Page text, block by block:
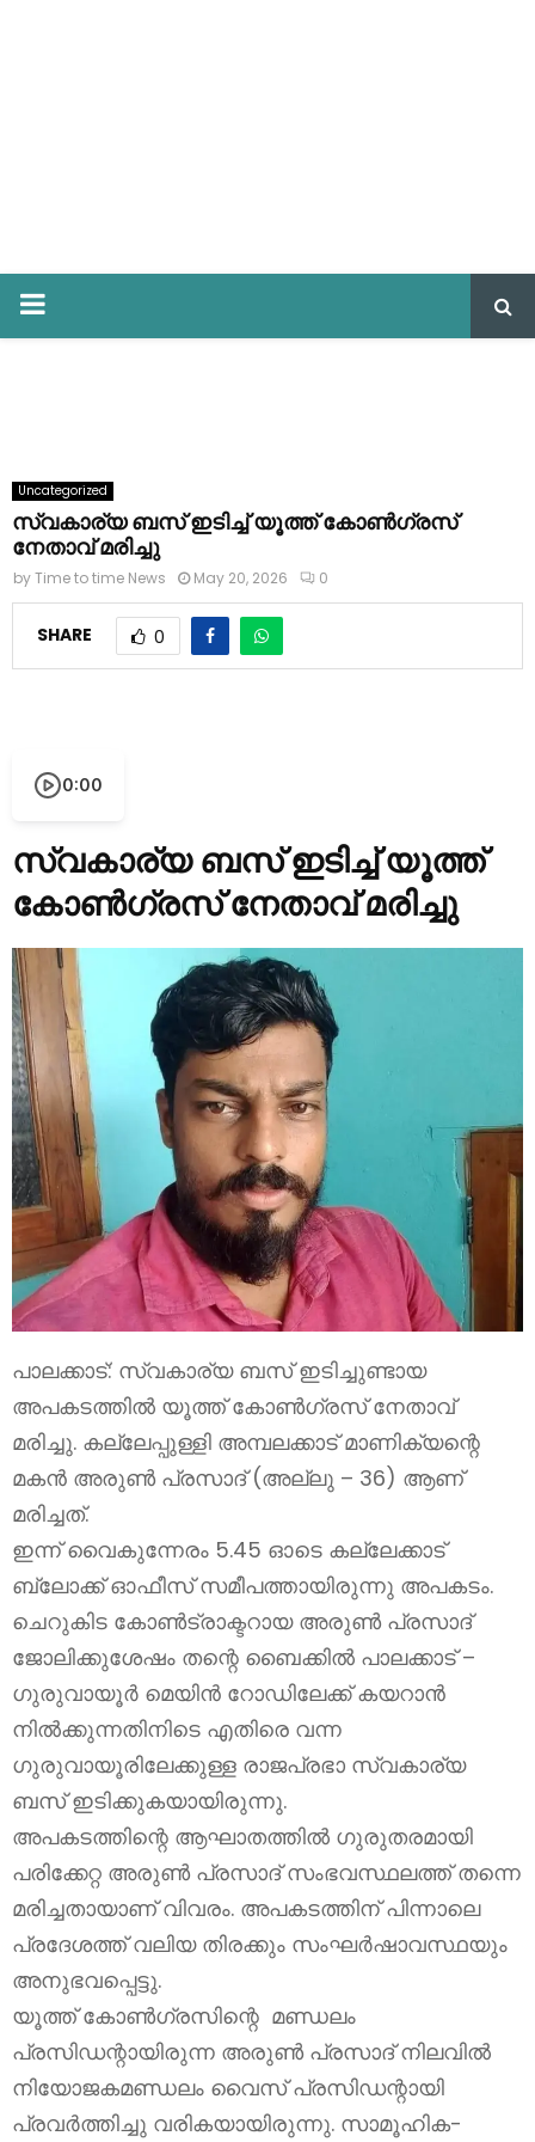
PRIMARY
Uncategorized
സ്വകാര്യ ബസ് ഇടിച്ച് യൂത്ത് കോൺഗ്രസ്
നേതാവ് മരിച്ചു
byTime to time News May 20, 2026 0
SHARE 0
0:00
സ്വകാര്യ ബസ് ഇടിച്ച് യൂത്ത്
കോൺഗ്രസ് നേതാവ് മരിച്ചു
പാലക്കാട്: സ്വകാര്യ ബസ് ഇടിച്ചുണ്ടായ
അപകടത്തിൽ യൂത്ത് കോൺഗ്രസ് നേതാവ്
മരിച്ചു. കല്ലേപ്പുള്ളി അമ്പലക്കാട് മാണിക്യന്റെ
മകൻ അരുൺ പ്രസാദ് (അല്ലു – 36) ആണ്
മരിച്ചത്.
ഇന്ന് വൈകുന്നേരം 5.45 ഓടെ കല്ലേക്കാട്
ബ്ലോക്ക് ഓഫീസ് സമീപത്തായിരുന്നു അപകടം.
ചെറുകിട കോൺട്രാക്ടറായ അരുൺ പ്രസാദ്
ജോലിക്കുശേഷം തന്റെ ബൈക്കിൽ പാലക്കാട് –
ഗുരുവായൂർ മെയിൻ റോഡിലേക്ക് കയറാൻ
നിൽക്കുന്നതിനിടെ എതിരെ വന്ന
ഗുരുവായൂരിലേക്കുള്ള രാജപ്രഭാ സ്വകാര്യ
ബസ് ഇടിക്കുകയായിരുന്നു.
അപകടത്തിന്റെ ആഘാതത്തിൽ ഗുരുതരമായി
പരിക്കേറ്റ അരുൺ പ്രസാദ് സംഭവസ്ഥലത്ത് തന്നെ
മരിച്ചതായാണ് വിവരം. അപകടത്തിന് പിന്നാലെ
പ്രദേശത്ത് വലിയ തിരക്കും സംഘർഷാവസ്ഥയും
അനുഭവപ്പെട്ടു.
യൂത്ത് കോൺഗ്രസിന്റെ മണ്ഡലം
പ്രസിഡന്റായിരുന്ന അരുൺ പ്രസാദ് നിലവിൽ
നിയോജകമണ്ഡലം വൈസ് പ്രസിഡന്റായി
പ്രവർത്തിച്ചു വരികയായിരുന്നു. സാമൂഹിക-